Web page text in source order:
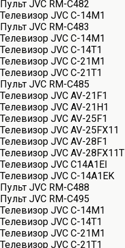
Пульт JVC RM-C482
Телевизор JVC C-14M1
Пульт JVC RM-C483
Телевизор JVC C-14M1
Телевизор JVC C-14T1
Телевизор JVC C-21M1
Телевизор JVC C-21T1
Пульт JVC RM-C485
Телевизор JVC AV-21F1
Телевизор JVC AV-21H1
Телевизор JVC AV-25F1
Телевизор JVC AV-25FX11
Телевизор JVC AV-28F1
Телевизор JVC AV-28FX11T
Телевизор JVC C14A1EI
Телевизор JVC C-14A1EK
Пульт JVC RM-C488
Пульт JVC RM-C495
Телевизор JVC C-14M1
Телевизор JVC C-14T1
Телевизор JVC C-21M1
Телевизор JVC C-21T1